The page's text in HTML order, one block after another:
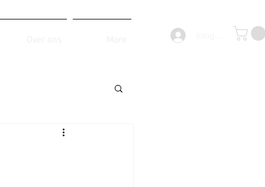
Over ons More